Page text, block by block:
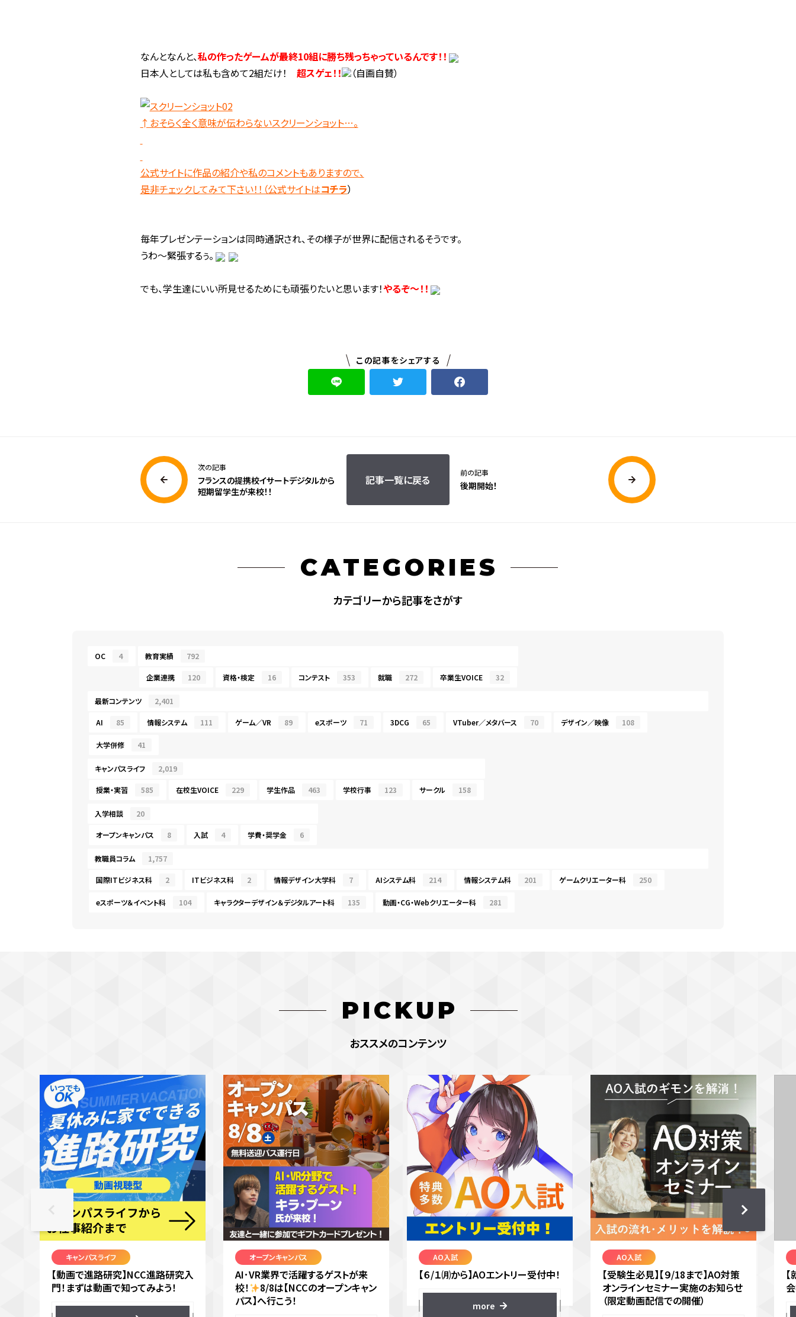
なんとなんと、私の作ったゲームが最終10組に勝ち残っちゃっているんです！！
日本人としては私も含めて2組だけ！ 超スゲェ！！ （自画自賛）
↑おそらく全く意味が伝わらないスクリーンショット…。
公式サイトに作品の紹介や私のコメントもありますので、
是非チェックしてみて下さい！！（公式サイトはコチラ）
毎年プレゼンテーションは同時通訳され、その様子が世界に配信されるそうです。
うわ～緊張するぅ。
でも、学生達にいい所見せるためにも頑張りたいと思います！やるぞ～！！
この記事をシェアする
次の記事
フランスの提携校イサートデジタルから
短期留学生が来校！！
記事一覧に戻る
前の記事
後期開始！
CATEGORIES
カテゴリーから記事をさがす
OC 4 教育実績 792
企業連携 120 資格・検定 16 コンテスト 353 就職 272 卒業生VOICE 32
最新コンテンツ 2,401
AI 85 情報システム 111 ゲーム／VR 89 eスポーツ 71 3DCG 65 VTuber／メタバース 70 デザイン／映像 108
大学併修 41
キャンパスライフ 2,019
授業・実習 585 在校生VOICE 229 学生作品 463 学校行事 123 サークル 158
入学相談 20
オープンキャンパス 8 入試 4 学費・奨学金 6
教職員コラム 1,757
国際ITビジネス科 2 ITビジネス科 2 情報デザイン大学科 7 AIシステム科 214 情報システム科 201 ゲームクリエーター科 250
eスポーツ＆イベント科 104 キャラクターデザイン＆デジタルアート科 135 動画・CG・Webクリエーター科 281
PICKUP
おススメのコンテンツ
キャンパスライフ
【動画で進路研究】NCC進路研究入
門！まずは動画で知ってみよう！
オープンキャンパス
AI･VR業界で活躍するゲストが来
校！
8/8は【NCCのオープンキャン
パス】へ行こう！
AO入試
【６/１㈪から】AOエントリー受付中！
more
AO入試
【受験生必見】【９/18まで】AO対策
オンラインセミナー実施のお知らせ
（限定動画配信での開催）